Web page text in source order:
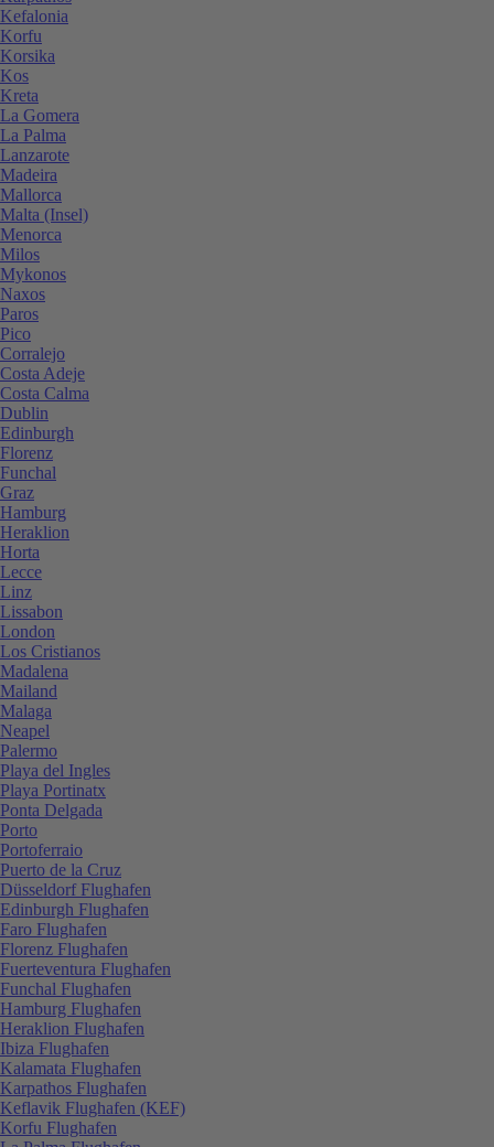
Kefalonia
Korfu
Korsika
Kos
Kreta
La Gomera
La Palma
Lanzarote
Madeira
Mallorca
Malta (Insel)
Menorca
Milos
Mykonos
Naxos
Paros
Pico
Corralejo
Costa Adeje
Costa Calma
Dublin
Edinburgh
Florenz
Funchal
Graz
Hamburg
Heraklion
Horta
Lecce
Linz
Lissabon
London
Los Cristianos
Madalena
Mailand
Malaga
Neapel
Palermo
Playa del Ingles
Playa Portinatx
Ponta Delgada
Porto
Portoferraio
Puerto de la Cruz
Düsseldorf Flughafen
Edinburgh Flughafen
Faro Flughafen
Florenz Flughafen
Fuerteventura Flughafen
Funchal Flughafen
Hamburg Flughafen
Heraklion Flughafen
Ibiza Flughafen
Kalamata Flughafen
Karpathos Flughafen
Keflavik Flughafen (KEF)
Korfu Flughafen